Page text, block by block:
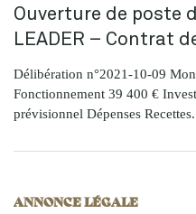
Ouverture de poste
LEADER – Contrat
Délibération n°2021-10-09
Fonctionnement 39 400 €
prévisionnel Dépenses
ANNONCE LÉGALE